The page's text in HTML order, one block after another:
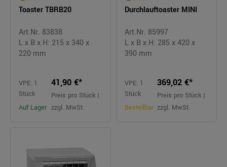
Toaster TBRB20
Art.Nr. 83838
L x B x H: 215 x 340 x
220 mm
VPE: 1
Stück
Auf Lager
41,90 €*
Preis pro Stück |
zzgl. MwSt.
Durchlauftoaster MINI
Art.Nr. 85997
L x B x H: 285 x 420 x
390 mm
VPE: 1
Stück
Bestellbar
369,02 €*
Preis pro Stück |
zzgl. MwSt.